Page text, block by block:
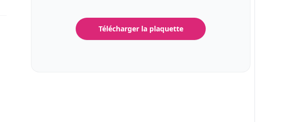
Télécharger la plaquette